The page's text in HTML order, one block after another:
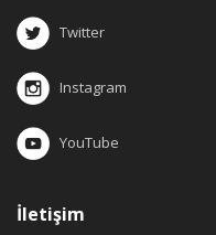
Twitter
Instagram
YouTube
İletişim